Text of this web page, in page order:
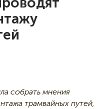
собрать мнения
трамвайных путей,